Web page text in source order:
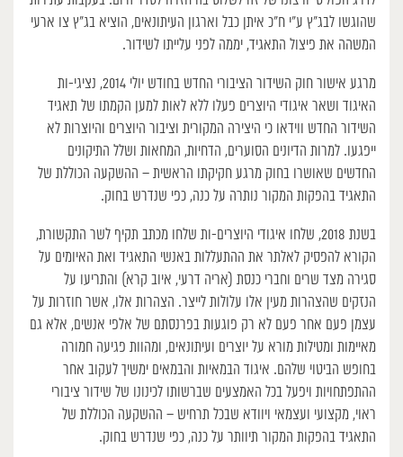
שהוגשו לבג”ץ ע”י ח”כ איתן כבל וארגון העיתונאים, הוציא בג”ץ צו ארעי
המשהה את פיצול התאגיד, יממה לפני עלייתו לשידור.
מרגע אישור חוק השידור הציבורי החדש בחודש יולי 2014, נציגי-ות
האיגוד ושאר איגודי היוצרים פעלו ללא לאות למען הקמתו של תאגיד
השידור החדש ווידאו כי היצירה המקורית וציבור היוצרים והיוצרות לא
ייפגעו. למרות הדיונים הסוערים, הדחיות, המחאות ושלל התיקונים
החדשים שאושרו בחוק מרגע חקיקתו הראשית – ההשקעה הכוללת של
התאגיד בהפקות המקור נותרה על כנה, כפי שנדרש בחוק.
בשנת 2018, שלחו איגודי היוצרים-ות שלחו מכתב תקיף לשר התקשורת,
הקורא להפסיק לאלתר את ההתעללות באנשי התאגיד ואת האיומים על
סגירה מצד שרים וחברי כנסת (אריה דרעי, איוב קרא) והתריעו על
הנזקים שהצהרות מעין אלו עלולות לייצר. הצהרות אלו, אשר חוזרות על
עצמן פעם אחר פעם לא רק פוגעות בפרנסתם של אלפי אנשים, אלא גם
מאיימות ומטילות מורא על יוצרים ועיתונאים, ומהוות פגיעה חמורה
בחופש הביטוי שלהם. איגוד הבמאיות והבמאים ימשיך לעקוב אחר
ההתפתחויות ויפעל בכל האמצעים שברשותו לכינונו של שידור ציבורי
ראוי, מקצועי ועצמאי ויוודא שבכל תרחיש – ההשקעה הכוללת של
התאגיד בהפקות המקור תיוותר על כנה, כפי שנדרש בחוק.